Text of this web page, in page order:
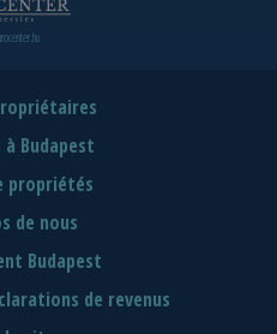
Budapest
propriétés
de nous
Budapest
de revenus